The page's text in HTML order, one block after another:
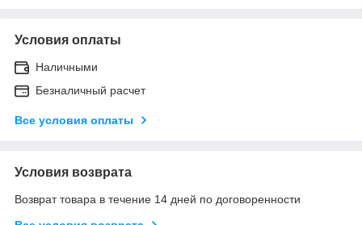
Условия оплаты
Наличными
Безналичный расчет
Все условия оплаты
Условия возврата
Возврат товара в течение 14 дней по договоренности